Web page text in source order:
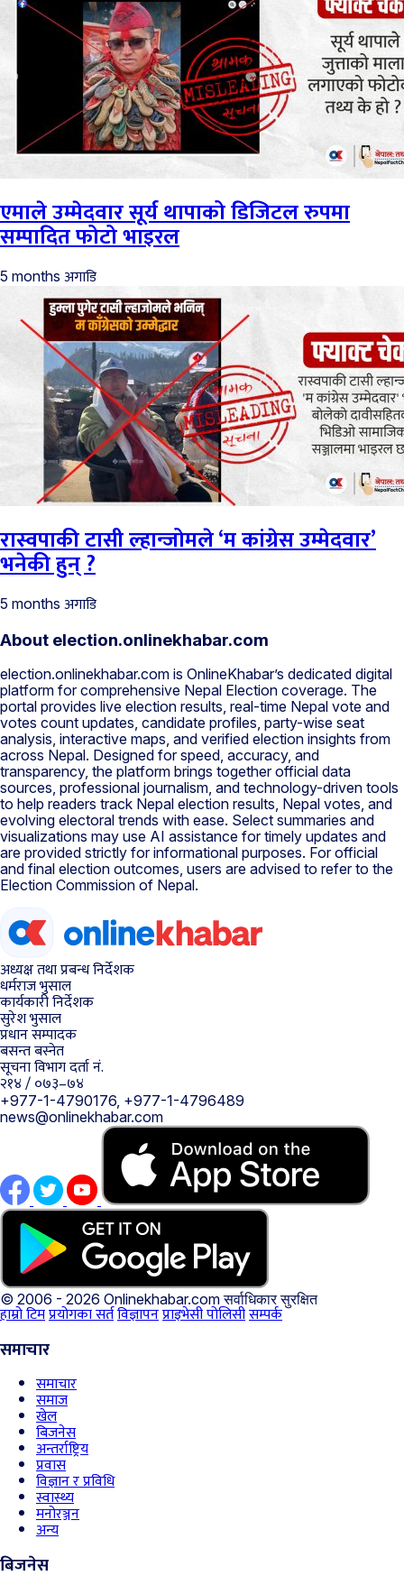
एमाले उम्मेदवार सूर्य थापाको डिजिटल रुपमा
सम्पादित फोटो भाइरल
5 months अगाडि
रास्वपाकी टासी ल्हान्जोमले ‘म कांग्रेस उम्मेदवार’
भनेकी हुन् ?
5 months अगाडि
About election.onlinekhabar.com
election.onlinekhabar.com is OnlineKhabar’s dedicated digital
platform for comprehensive Nepal Election coverage. The
portal provides live election results, real-time Nepal vote and
votes count updates, candidate profiles, party-wise seat
analysis, interactive maps, and verified election insights from
across Nepal. Designed for speed, accuracy, and
transparency, the platform brings together official data
sources, professional journalism, and technology-driven tools
to help readers track Nepal election results, Nepal votes, and
evolving electoral trends with ease. Select summaries and
visualizations may use AI assistance for timely updates and
are provided strictly for informational purposes. For official
and final election outcomes, users are advised to refer to the
Election Commission of Nepal.
अध्यक्ष तथा प्रबन्ध निर्देशक
धर्मराज भुसाल
कार्यकारी निर्देशक
सुरेश भुसाल
प्रधान सम्पादक
बसन्त बस्नेत
सूचना विभाग दर्ता नं.
२१४ / ०७३–७४
+977-1-4790176, +977-1-4796489
news@onlinekhabar.com
© 2006 - 2026 Onlinekhabar.comसर्वाधिकार सुरक्षित
हाम्रो टिमप्रयोगका सर्तविज्ञापनप्राइभेसी पोलिसीसम्पर्क
समाचार
समाचार
समाज
खेल
बिजनेस
अन्तर्राष्ट्रिय
प्रवास
विज्ञान र प्रविधि
स्वास्थ्य
मनोरञ्जन
अन्य
बिजनेस